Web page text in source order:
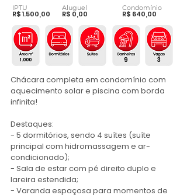
IPTU
R$ 1.500,00
Aluguel
R$ 0,00
Condomínio
R$ 640,00
9 3
1.000
Chácara completa em condomínio com
aquecimento solar e piscina com borda
infinita!
Destaques:
- 5 dormitórios, sendo 4 suítes (suíte
principal com hidromassagem e ar-
condicionado);
- Sala de estar com pé direito duplo e
lareira estendida;
- Varanda espaçosa para momentos de